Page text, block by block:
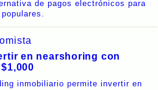
de pagos electrónicos para
en nearshoring con
inmobiliario permite invertir en